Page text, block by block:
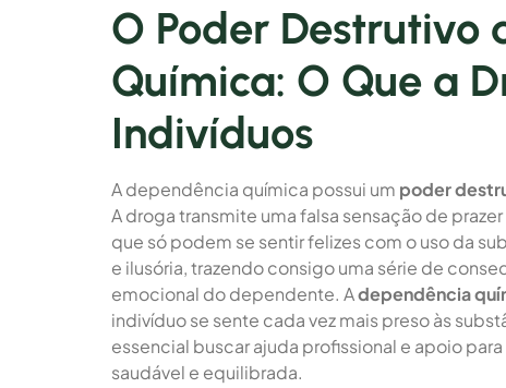
O Poder Destrutivo
Química: O Que a
Indivíduos
A dependência química possui um poder
A droga transmite uma falsa sensação de
que só podem se sentir felizes com o uso da
e ilusória, trazendo consigo uma série de
emocional do dependente. Adependência
indivíduo se sente cada vez mais preso às
essencial buscar ajuda profissional e apoio
saudável e equilibrada.